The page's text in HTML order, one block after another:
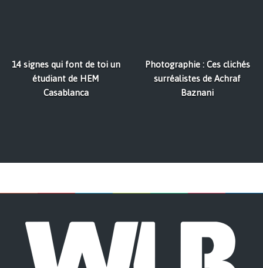
14 signes qui font de toi un
étudiant de HEM
Casablanca
Photographie : Ces clichés
surréalistes de Achraf
Baznani